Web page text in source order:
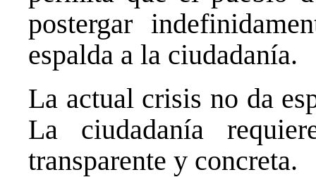
postergar
espalda a la ciudadanía.
La actual crisis no da
La ciudadanía
transparente y concreta.